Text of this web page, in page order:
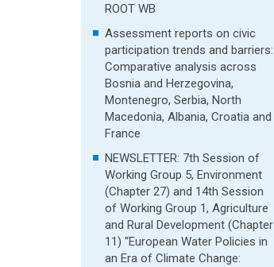
ROOT WB
Assessment reports on civic
participation trends and barriers:
Comparative analysis across
Bosnia and Herzegovina,
Montenegro, Serbia, North
Macedonia, Albania, Croatia and
France
NEWSLETTER: 7th Session of
Working Group 5, Environment
(Chapter 27) and 14th Session
of Working Group 1, Agriculture
and Rural Development (Chapter
11) “European Water Policies in
an Era of Climate Change: